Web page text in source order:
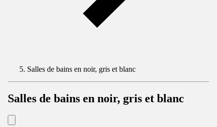
Salles de bains en noir, gris et blanc
Salles de bains en noir, gris et blanc